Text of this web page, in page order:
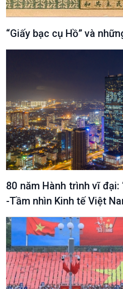
VOV1 đặc biệt
Thanh âm ký sự
“Giấy bạc cụ Hồ” và
80 năm Hành trình vĩ đại:
-Tầm nhìn Kinh tế Việt